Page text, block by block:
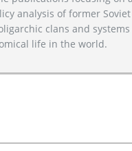
analysis of former Soviet
clans and systems
life in the world.